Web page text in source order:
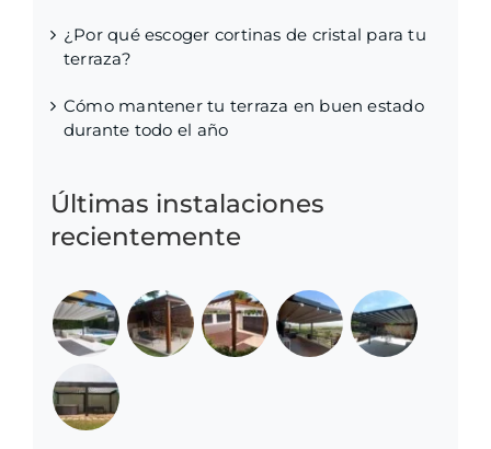
¿Por qué escoger cortinas de cristal para tu
terraza?
Cómo mantener tu terraza en buen estado
durante todo el año
Últimas instalaciones
recientemente